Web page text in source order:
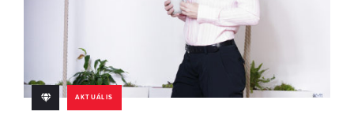
AKTUÁLIS